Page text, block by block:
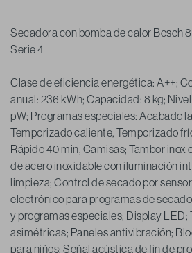
Secadora con bomba de calor Bosch
Serie 4
Clase de eficiencia energética: A++;
anual: 236 kWh; Capacidad: 8 kg;
pW; Programas especiales: Acabado
Temporizado caliente, Temporizado
Rápido 40 min, Camisas; Tambor inox
de acero inoxidable con iluminación
limpieza; Control de secado por
electrónico para programas de
y programas especiales; Display LED;
asimétricas; Paneles antivibración;
para niños; Señal acústica de fin de